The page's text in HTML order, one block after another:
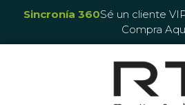
Sincronía 360Sé un cliente
Compra